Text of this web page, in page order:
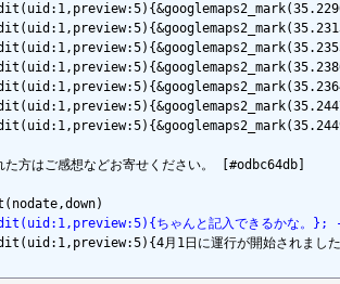
方はご感想などお寄せください。 [#odbc64db]
ちゃんと記入できるかな。};
月1日に運行が開始されました